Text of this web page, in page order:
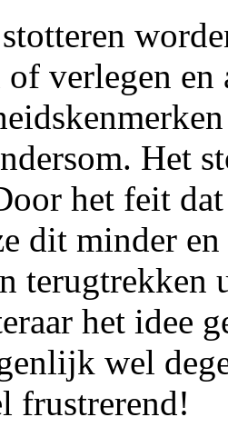
verlegen en
Het
het feit
dit minder
het idee
wel
frustrerend!